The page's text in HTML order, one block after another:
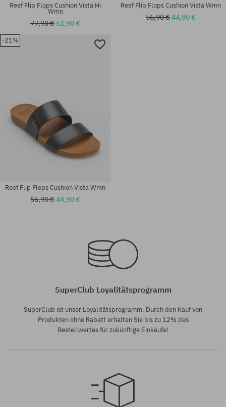
Verfügbare Größen:
Reef Flip Flops Cushion Vista Hi
Wmn
77,90 €61,90 €
36
Reef Flip Flops Cushion Vista Wmn
56,90 €44,90 €
-21%
Reef Flip Flops Cushion Vista Wmn
56,90 €44,90 €
SuperClub Loyalitätsprogramm
SuperClub ist unser Loyalitätsprogramm. Durch den Kauf von
Produkten ohne Rabatt erhalten Sie bis zu 12% des
Bestellwertes für zukünftige Einkäufe!